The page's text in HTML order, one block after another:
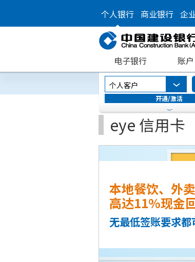
个人银行 商业银行 企
电子银行 账户
个人客户
开通/激活
eye 信用卡
本地餐饮、外
高达11%现金回
无最低签账要求都